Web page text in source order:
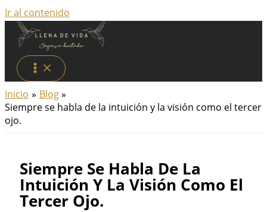
Ir al contenido
Inicio
Blog
Siempre se habla de la intuición y la visión como el tercer
ojo.
Siempre Se Habla De La
Intuición Y La Visión Como El
Tercer Ojo.